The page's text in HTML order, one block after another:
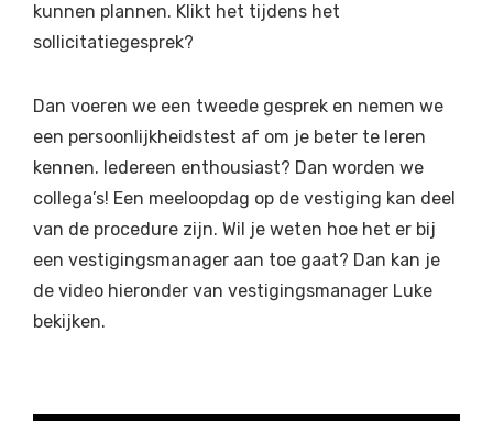
kunnen plannen. Klikt het tijdens het
sollicitatiegesprek?
Dan voeren we een tweede gesprek en nemen we
een persoonlijkheidstest af om je beter te leren
kennen. Iedereen enthousiast? Dan worden we
collega’s! Een meeloopdag op de vestiging kan deel
van de procedure zijn. Wil je weten hoe het er bij
een vestigingsmanager aan toe gaat? Dan kan je
de video hieronder van vestigingsmanager Luke
bekijken.